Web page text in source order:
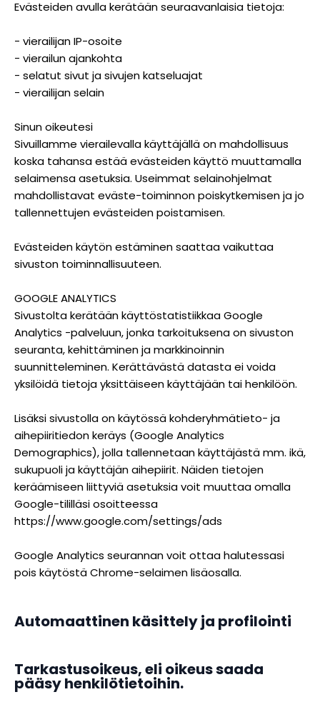
Evästeiden avulla kerätään seuraavanlaisia tietoja:
- vierailijan IP-osoite
- vierailun ajankohta
- selatut sivut ja sivujen katseluajat
- vierailijan selain
Sinun oikeutesi
Sivuillamme vierailevalla käyttäjällä on mahdollisuus
koska tahansa estää evästeiden käyttö muuttamalla
selaimensa asetuksia. Useimmat selainohjelmat
mahdollistavat eväste-toiminnon poiskytkemisen ja jo
tallennettujen evästeiden poistamisen.
Evästeiden käytön estäminen saattaa vaikuttaa
sivuston toiminnallisuuteen.
GOOGLE ANALYTICS
Sivustolta kerätään käyttöstatistiikkaa Google
Analytics -palveluun, jonka tarkoituksena on sivuston
seuranta, kehittäminen ja markkinoinnin
suunnitteleminen. Kerättävästä datasta ei voida
yksilöidä tietoja yksittäiseen käyttäjään tai henkilöön.
Lisäksi sivustolla on käytössä kohderyhmätieto- ja
aihepiiritiedon keräys (Google Analytics
Demographics), jolla tallennetaan käyttäjästä mm. ikä,
sukupuoli ja käyttäjän aihepiirit. Näiden tietojen
keräämiseen liittyviä asetuksia voit muuttaa omalla
Google-tililläsi osoitteessa
https://www.google.com/settings/ads
Google Analytics seurannan voit ottaa halutessasi
pois käytöstä Chrome-selaimen lisäosalla.
Automaattinen käsittely ja profilointi
Tarkastusoikeus, eli oikeus saada
pääsy henkilötietoihin.